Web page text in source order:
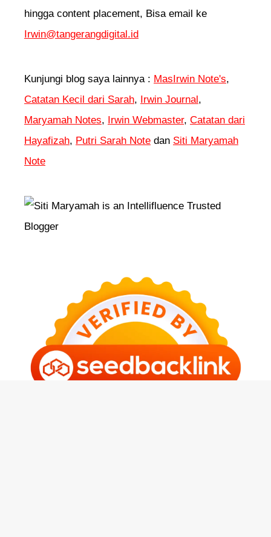
hingga content placement, Bisa email ke
Irwin@tangerangdigital.id
Kunjungi blog saya lainnya : MasIrwin Note's,
Catatan Kecil dari Sarah, Irwin Journal ,
Maryamah Notes, Irwin Webmaster, Catatan dari
Hayafizah, Putri Sarah Note dan Siti Maryamah
Note